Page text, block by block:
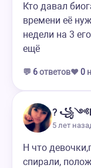
Кто давал
времени её
недели на 3
ещё
💬 6ответов❤️ 0
?
5 лет
Н что
спирали,